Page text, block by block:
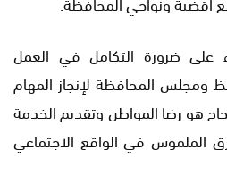
على ضرورة التكامل في العمل
ومجلس المحافظة لإنجاز المهام
هو رضا المواطن وتقديم الخدمة
الملموس في الواقع الاجتماعي